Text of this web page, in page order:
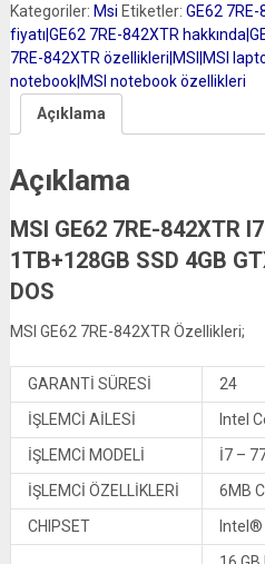
Kategoriler: Msi Etiketler: GE62
fiyatı|GE62 7RE-842XTR
7RE-842XTR özellikleri|MSI|MSI
notebook|MSI notebook özellikleri
Açıklama
Açıklama
MSI GE62 7RE-842XTR
1TB+128GB SSD 4GB
DOS
MSI GE62 7RE-842XTR Özellikleri;
GARANTİ SÜRESİ
24
İŞLEMCİ AİLESİ
Intel
İŞLEMCİ MODELİ
İ7 –
İŞLEMCİ ÖZELLİKLERİ
6MB
CHIPSET
Intel®